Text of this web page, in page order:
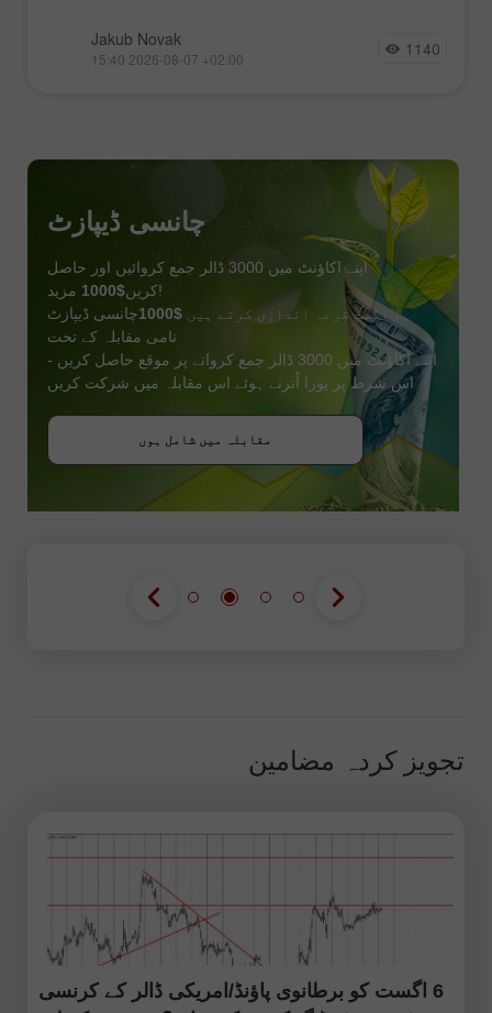
Jakub Novak
15:40 2026-08-07 +02:00 1140
چانسی ڈیپازٹ
اپنے اکاؤنٹ میں 3000 ڈالر جمع کروائیں اور حاصل
کریں$1000
مزید!
ہم اگست قرعہ اندازی کرتے ہیں $1000
چانسی ڈیپازٹ
نامی مقابلہ کے تحت
اپنے اکاؤنٹ میں 3000 ڈالر جمع کروانے پر موقع حاصل کریں -
اس شرط پر پورا اُترتے ہوئے اس مقابلہ میں شرکت کریں
مقابلہ میں شامل ہوں
بونس حاصل کریں
تجویز کردہ مضامین
6 اگست کو برطانوی پاؤنڈ/امریکی ڈالر کے کرنسی